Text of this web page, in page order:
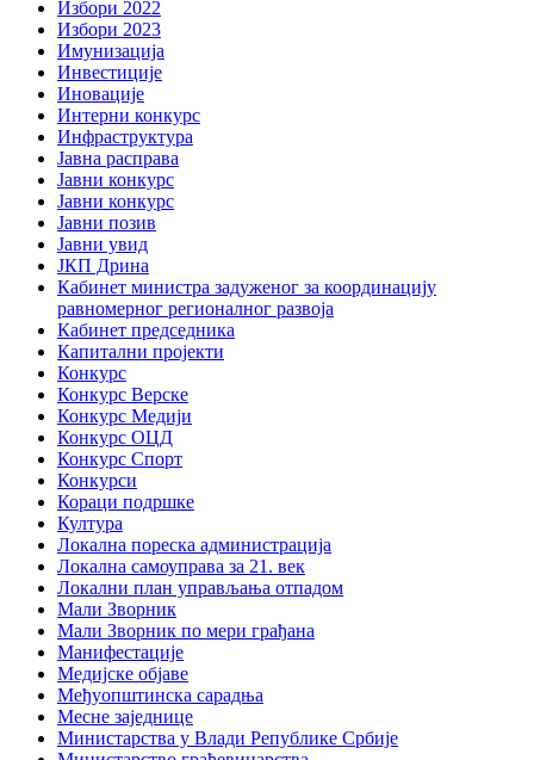
Избори 2022
Избори 2023
Имунизација
Инвестиције
Иновације
Интерни конкурс
Инфраструктура
Јавна расправа
Јавни конкурс
Јавни конкурс
Јавни позив
Јавни увид
ЈКП Дрина
Кабинет министра задуженог за координацију
равномерног регионалног развоја
Кабинет председника
Капитални пројекти
Конкурс
Конкурс Верске
Конкурс Медији
Конкурс ОЦД
Конкурс Спорт
Конкурси
Кораци подршке
Култура
Локална пореска администрација
Локална самоуправа за 21. век
Локални план управљања отпадом
Мали Зворник
Мали Зворник по мери грађана
Манифестације
Медијске објаве
Међуопштинска сарадња
Месне заједнице
Министарства у Влади Републике Србије